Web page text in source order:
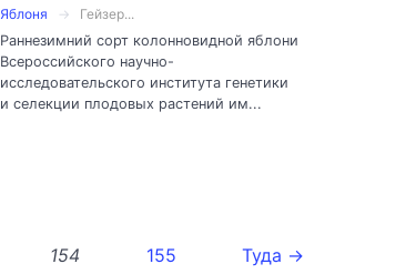
Яблоня
Гейзер...
Раннезимний сорт колонновидной яблони
Всероссийского научно-
исследовательского института генетики
и селекции плодовых растений им...
154 155 Туда →